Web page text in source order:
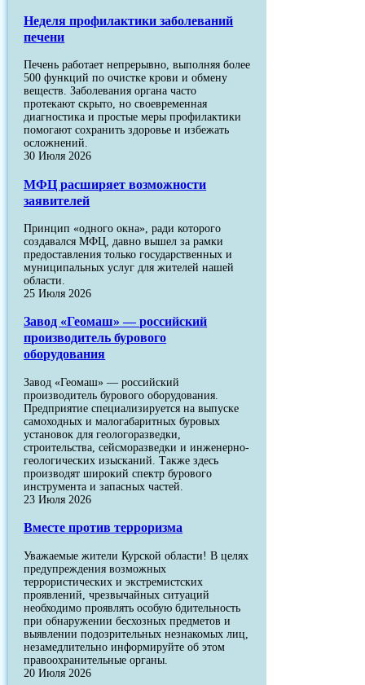
Неделя профилактики заболеваний
печени
Печень работает непрерывно, выполняя более
500 функций по очистке крови и обмену
веществ. Заболевания органа часто
протекают скрыто, но своевременная
диагностика и простые меры профилактики
помогают сохранить здоровье и избежать
осложнений.
30 Июля 2026
МФЦ расширяет возможности
заявителей
Принцип «одного окна», ради которого
создавался МФЦ, давно вышел за рамки
предоставления только государственных и
муниципальных услуг для жителей нашей
области.
25 Июля 2026
Завод «Геомаш» — российский
производитель бурового
оборудования
Завод «Геомаш» — российский
производитель бурового оборудования.
Предприятие специализируется на выпуске
самоходных и малогабаритных буровых
установок для геологоразведки,
строительства, сейсморазведки и инженерно-
геологических изысканий. Также здесь
производят широкий спектр бурового
инструмента и запасных частей.
23 Июля 2026
Вместе против терроризма
Уважаемые жители Курской области! В целях
предупреждения возможных
террористических и экстремистских
проявлений, чрезвычайных ситуаций
необходимо проявлять особую бдительность
при обнаружении бесхозных предметов и
выявлении подозрительных незнакомых лиц,
незамедлительно информируйте об этом
правоохранительные органы.
20 Июля 2026